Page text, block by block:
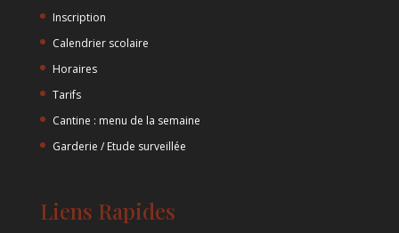
Inscription
Calendrier scolaire
Horaires
Tarifs
Cantine : menu de la semaine
Garderie / Etude surveillée
Liens Rapides